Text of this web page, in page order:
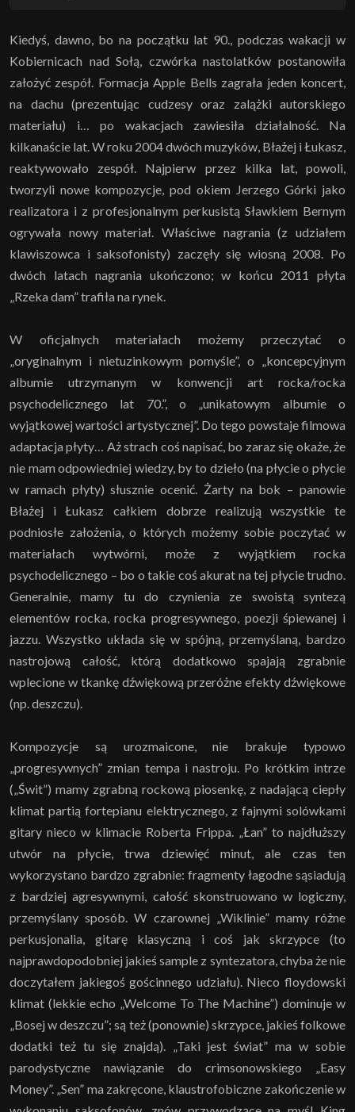
Kiedyś, dawno, bo na początku lat 90., podczas wakacji w
Kobiernicach nad Sołą, czwórka nastolatków postanowiła
założyć zespół. Formacja Apple Bells zagrała jeden koncert,
na dachu (prezentując cudzesy oraz zalążki autorskiego
materiału) i… po wakacjach zawiesiła działalność. Na
kilkanaście lat. W roku 2004 dwóch muzyków, Błażej i Łukasz,
reaktywowało zespół. Najpierw przez kilka lat, powoli,
tworzyli nowe kompozycje, pod okiem Jerzego Górki jako
realizatora i z profesjonalnym perkusistą Sławkiem Bernym
ogrywała nowy materiał. Właściwe nagrania (z udziałem
klawiszowca i saksofonisty) zaczęły się wiosną 2008. Po
dwóch latach nagrania ukończono; w końcu 2011 płyta
„Rzeka dam” trafiła na rynek.
W oficjalnych materiałach możemy przeczytać o
„oryginalnym i nietuzinkowym pomyśle”, o „koncepcyjnym
albumie utrzymanym w konwencji art rocka/rocka
psychodelicznego lat 70.”, o „unikatowym albumie o
wyjątkowej wartości artystycznej”. Do tego powstaje filmowa
adaptacja płyty… Aż strach coś napisać, bo zaraz się okaże, że
nie mam odpowiedniej wiedzy, by to dzieło (na płycie o płycie
w ramach płyty) słusznie ocenić. Żarty na bok – panowie
Błażej i Łukasz całkiem dobrze realizują wszystkie te
podniosłe założenia, o których możemy sobie poczytać w
materiałach wytwórni, może z wyjątkiem rocka
psychodelicznego – bo o takie coś akurat na tej płycie trudno.
Generalnie, mamy tu do czynienia ze swoistą syntezą
elementów rocka, rocka progresywnego, poezji śpiewanej i
jazzu. Wszystko układa się w spójną, przemyślaną, bardzo
nastrojową całość, którą dodatkowo spajają zgrabnie
wplecione w tkankę dźwiękową przeróżne efekty dźwiękowe
(np. deszczu).
Kompozycje są urozmaicone, nie brakuje typowo
„progresywnych” zmian tempa i nastroju. Po krótkim intrze
(„Świt”) mamy zgrabną rockową piosenkę, z nadającą ciepły
klimat partią fortepianu elektrycznego, z fajnymi solówkami
gitary nieco w klimacie Roberta Frippa. „Łan” to najdłuższy
utwór na płycie, trwa dziewięć minut, ale czas ten
wykorzystano bardzo zgrabnie: fragmenty łagodne sąsiadują
z bardziej agresywnymi, całość skonstruowano w logiczny,
przemyślany sposób. W czarownej „Wiklinie” mamy różne
perkusjonalia, gitarę klasyczną i coś jak skrzypce (to
najprawdopodobniej jakieś sample z syntezatora, chyba że nie
doczytałem jakiegoś gościnnego udziału). Nieco floydowski
klimat (lekkie echo „Welcome To The Machine”) dominuje w
„Bosej w deszczu”; są też (ponownie) skrzypce, jakieś folkowe
dodatki też tu się znajdą). „Taki jest świat” ma w sobie
parodystyczne nawiązanie do crimsonowskiego „Easy
Money”. „Sen” ma zakręcone, klaustrofobiczne zakończenie w